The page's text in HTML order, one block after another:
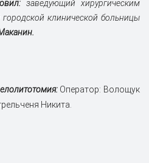
заведующий хирургическим
клинической больницы
Оператор: Волощук
Никита.